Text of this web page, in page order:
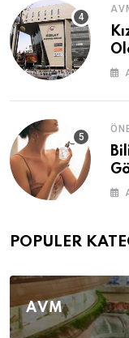
POPÜLER
AVM